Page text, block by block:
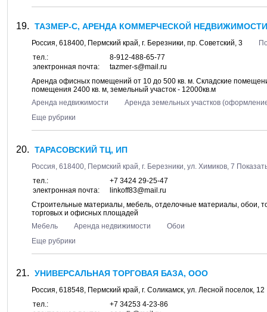
ТАЗМЕР-С, АРЕНДА КОММЕРЧЕСКОЙ
Россия, 618400, Пермский край, г. Березники, пр. Советский, 3
тел.:
8-912-488-65-77
электронная почта:
tazmer-s@mail.ru
Аренда офисных помещений от 10 до 500 кв. м. Складские
помещения 2400 кв. м, земельный участок - 12000кв.м
Аренда недвижимости
Аренда земельных участков
Еще рубрики
ТАРАСОВСКИЙ ТЦ, ИП
Россия, 618400, Пермский край, г. Березники, ул. Химиков, 7
тел.:
+7 3424 29-25-47
электронная почта:
linkoff83@mail.ru
Строительные материалы, мебель, отделочные материалы, обои,
торговых и офисных площадей
Мебель
Аренда недвижимости
Обои
Еще рубрики
УНИВЕРСАЛЬНАЯ ТОРГОВАЯ БАЗА, ООО
Россия, 618548, Пермский край, г. Соликамск, ул. Лесной поселок, 12
тел.:
+7 34253 4-23-86